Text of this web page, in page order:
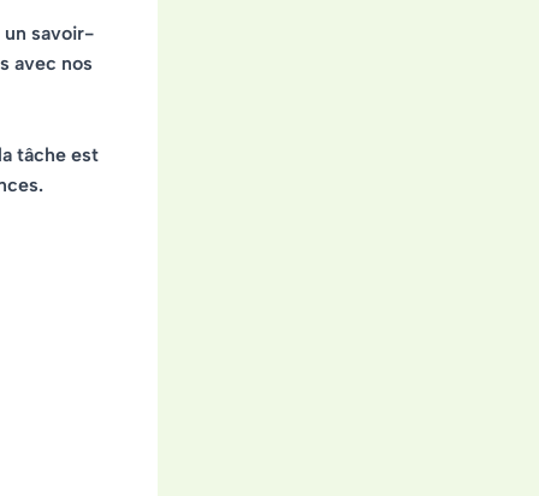
un savoir-
avec nos
tâche est